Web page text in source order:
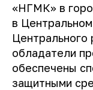
«НГМК» в
в
Центрального
обладатели
обеспечены
защитными